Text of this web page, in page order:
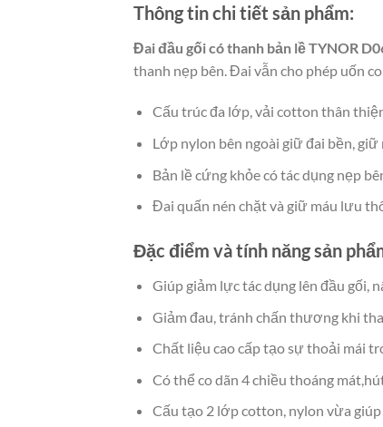
Thông tin chi tiết sản phẩm:
Đai đầu gối có thanh bản lề TYNOR
thanh nẹp bên. Đai vẫn cho phép uốn
Cấu trúc đa lớp, vải cotton thân
Lớp nylon bên ngoài giữ đai bền, giữ
Bản lề cứng khỏe có tác dụng nẹp
Đai quấn nén chặt và giữ máu lưu
Đặc điểm và tính năng sản
Giúp giảm lực tác dụng lên đầu gối,
Giảm đau, tránh chấn thương khi
Chất liệu cao cấp tạo sự thoải mái
Có thể co dãn 4 chiều thoáng
Cấu tạo 2 lớp cotton, nylon vừa